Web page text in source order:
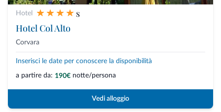
Hotel
s
Hotel Col Alto
Corvara
Inserisci le date per conoscere la disponibilità
a partire da: 190€ notte/persona
Vedi alloggio